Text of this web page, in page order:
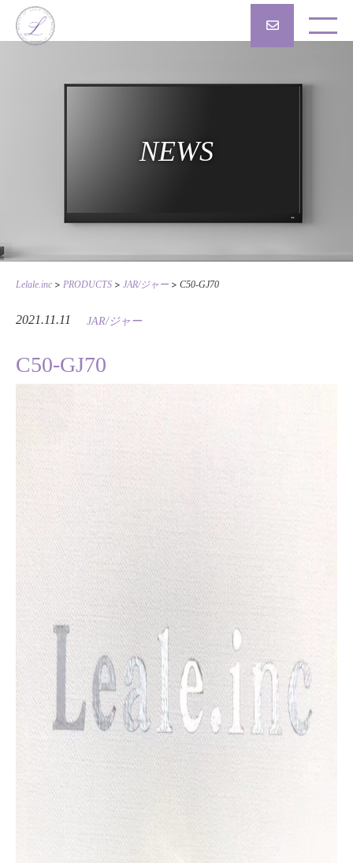
NEWS
Lelale.inc > PRODUCTS > JAR/ジャー > C50-GJ70
2021.11.11 JAR/ジャー
C50-GJ70